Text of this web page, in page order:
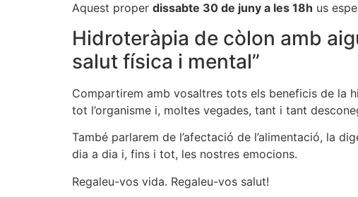
Aquest proper dissabte 30 de juny a les 18h us
Hidroteràpia de còlon amb
salut física i mental”
Compartirem amb vosaltres tots els beneficis de la
tot l’organisme i, moltes vegades, tant i tant
També parlarem de l’afectació de l’alimentació, la
dia a dia i, fins i tot, les nostres emocions.
Regaleu-vos vida. Regaleu-vos salut!